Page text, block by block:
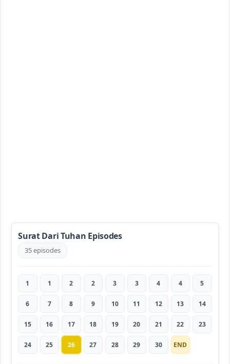
Surat Dari Tuhan Episodes
35 episodes
1 1 2 2 3 3 4 4 5
6 7 8 9 10 11 12 13 14
15 16 17 18 19 20 21 22 23
24 25 26 27 28 29 30 END